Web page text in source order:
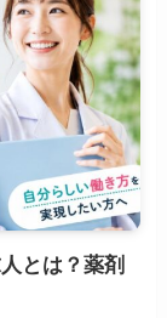
とは？薬剤